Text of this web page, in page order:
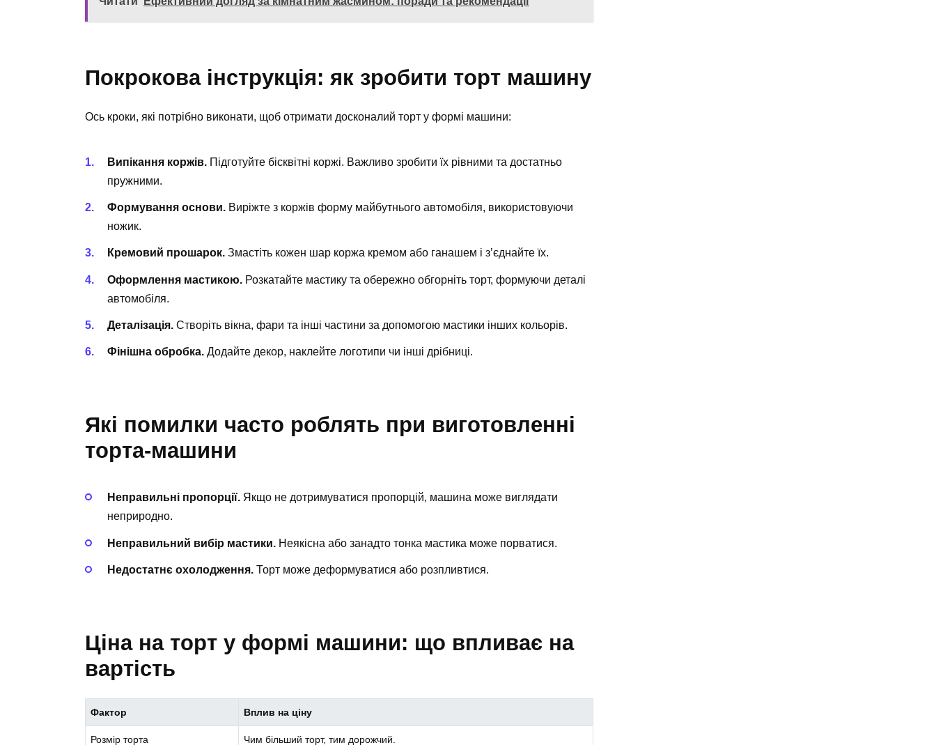
Покрокова інструкція: як зробити торт машину
Ось кроки, які потрібно виконати, щоб отримати досконалий торт у формі машини:
Випікання коржів. Підготуйте бісквітні коржі. Важливо зробити їх рівними та достатньо
пружними.
Формування основи. Виріжте з коржів форму майбутнього автомобіля, використовуючи
ножик.
Кремовий прошарок. Змастіть кожен шар коржа кремом або ганашем і з’єднайте їх.
Оформлення мастикою. Розкатайте мастику та обережно обгорніть торт, формуючи деталі
автомобіля.
Деталізація. Створіть вікна, фари та інші частини за допомогою мастики інших кольорів.
Фінішна обробка. Додайте декор, наклейте логотипи чи інші дрібниці.
Які помилки часто роблять при виготовленні
торта-машини
Неправильні пропорції. Якщо не дотримуватися пропорцій, машина може виглядати
неприродно.
Неправильний вибір мастики. Неякісна або занадто тонка мастика може порватися.
Недостатнє охолодження. Торт може деформуватися або розпливтися.
Ціна на торт у формі машини: що впливає на
вартість
Фактор Вплив на ціну
Розмір торта Чим більший торт, тим дорожчий.